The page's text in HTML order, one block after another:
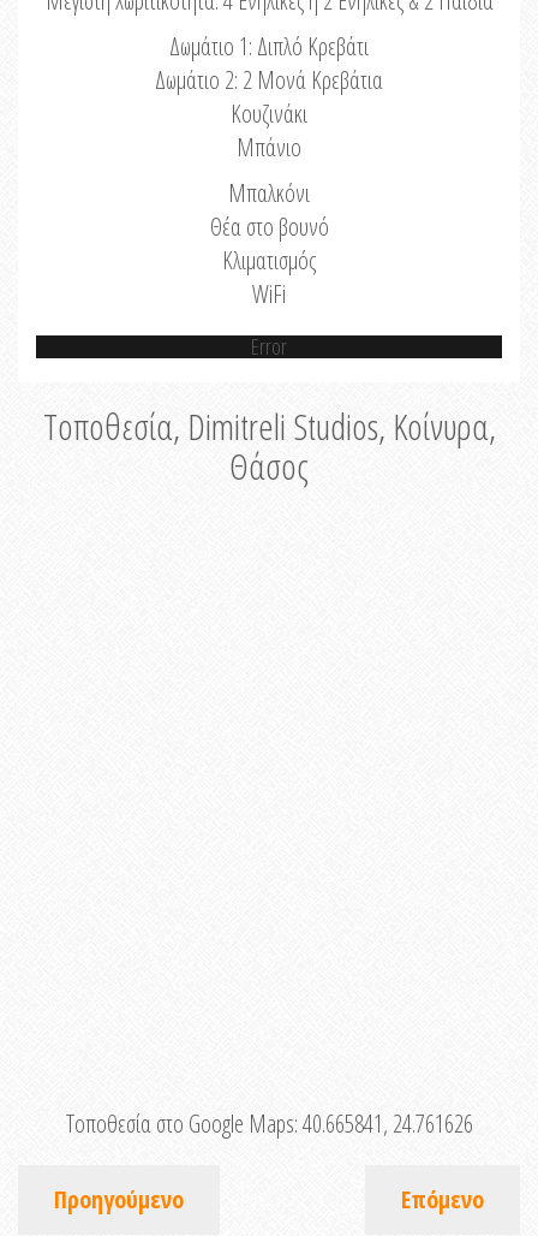
Δωμάτιο 1: Διπλό Κρεβάτι
Δωμάτιο 2: 2 Μονά Κρεβάτια
Κουζινάκι
Μπάνιο
Μπαλκόνι
Θέα στο βουνό
Κλιματισμός
WiFi
Error
Τοποθεσία, Dimitreli Studios, Κοίνυρα,
Θάσος
Τοποθεσία στο Google Maps:40.665841, 24.761626
Προηγούμενο Επόμενο